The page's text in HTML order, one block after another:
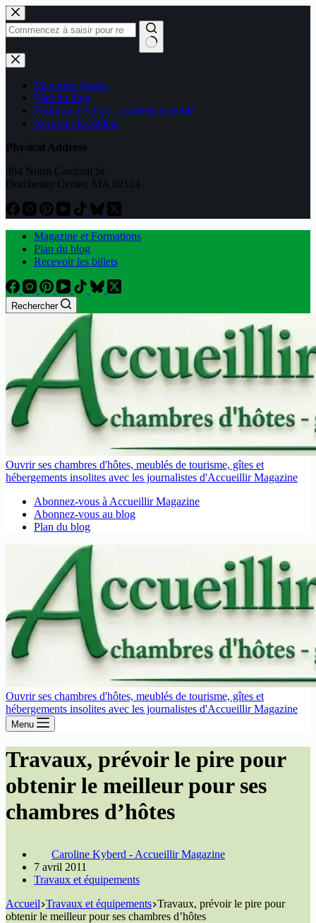
Passer
au
contenu
Aucun
résultat
Mentions légales
Plan du blog
Pourquoi ce blog – conseils et guide
Recevoir les billets
Physical Address
304 North Cardinal St.
Dorchester Center, MA 02124
Magazine et Formations
Plan du blog
Recevoir les billets
Rechercher
Ouvrir ses chambres d'hôtes, meublés de tourisme, gîtes et
hébergements insolites avec les journalistes d'Accueillir Magazine
Abonnez-vous à Accueillir Magazine
Abonnez-vous au blog
Plan du blog
Ouvrir ses chambres d'hôtes, meublés de tourisme, gîtes et
hébergements insolites avec les journalistes d'Accueillir Magazine
Menu
Travaux, prévoir le pire pour
obtenir le meilleur pour ses
chambres d’hôtes
Caroline Kyberd - Accueillir Magazine
7 avril 2011
Travaux et équipements
Accueil Travaux et équipements Travaux, prévoir le pire pour
obtenir le meilleur pour ses chambres d’hôtes